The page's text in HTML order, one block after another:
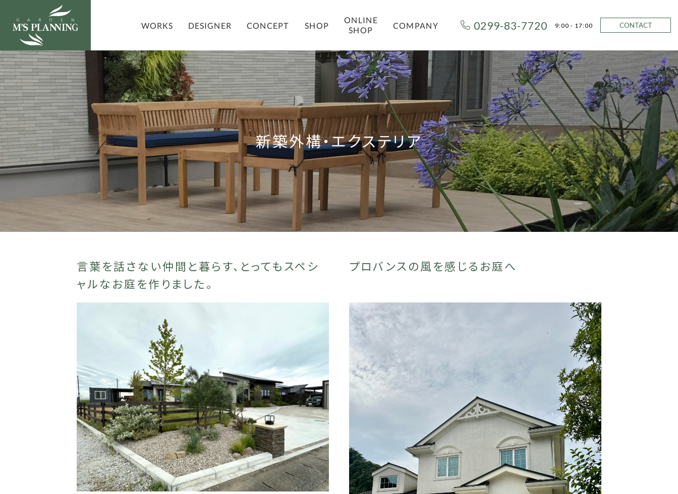
WORKS DESIGNER CONCEPT SHOP
ONLINE
SHOP COMPANY 0299-83-7720 9:00 - 17:00 CONTACT
新築外構・エクステリア
言葉を話さない仲間と暮らす、とってもスペシ
ャルなお庭を作りました。
プロバンスの風を感じるお庭へ